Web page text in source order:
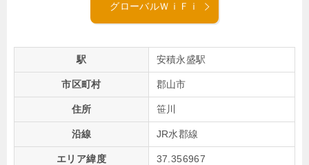
グローバルＷｉＦｉ
駅 安積永盛駅
市区町村 郡山市
住所 笹川
沿線 JR水郡線
エリア緯度 37.356967